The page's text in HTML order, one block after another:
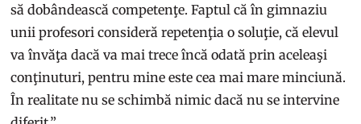
să dobândească competenţe. Faptul că în gimnaziu
unii profesori consideră repetenţia o soluţie, că elevul
va învăţa dacă va mai trece încă odată prin aceleaşi
conţinuturi, pentru mine este cea mai mare minciună.
În realitate nu se schimbă nimic dacă nu se intervine